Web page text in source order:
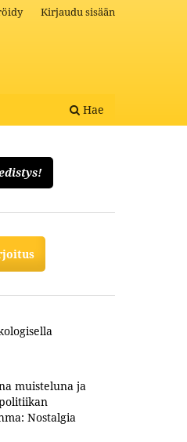
Hae
Kirjaudu sisään
muisteluna ja
Nostalgia